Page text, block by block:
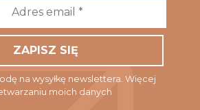
*
na wysyłkę newslettera. Więcej
moich danych